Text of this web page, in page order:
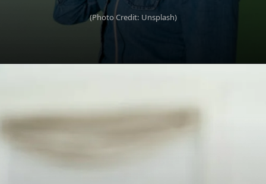
(Photo Credit: Unsplash)